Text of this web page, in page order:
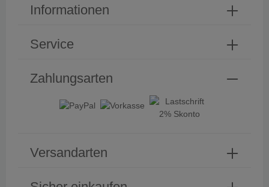
Informationen
Service
Zahlungsarten
Versandarten